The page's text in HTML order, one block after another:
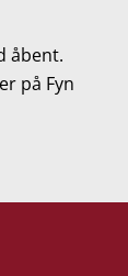
åbent.
på Fyn